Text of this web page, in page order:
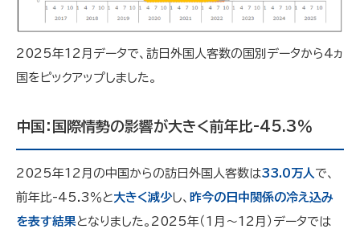
2025年12月データで、訪日外国人客数の国別データから4ヵ
国をピックアップしました。
中国：国際情勢の影響が大きく前年比-45.3％
2025年12月の中国からの訪日外国人客数は33.0万人 で、
前年比-45.3％と大きく減少 し、 昨今の日中関係の冷え込み
を表す結果となりました。2025年（1月～12月）データでは